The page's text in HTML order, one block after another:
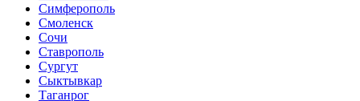
Симферополь
Смоленск
Сочи
Ставрополь
Сургут
Сыктывкар
Таганрог